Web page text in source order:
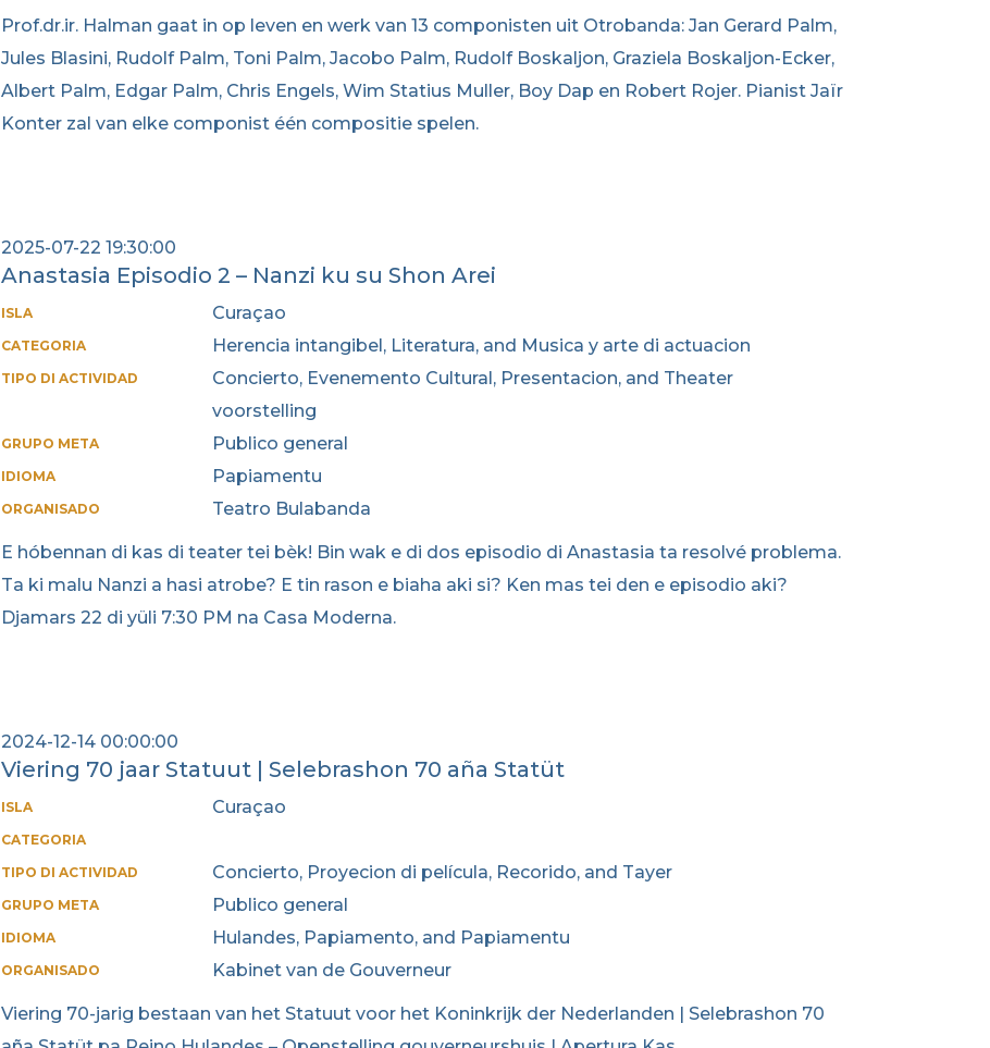
Prof.dr.ir. Halman gaat in op leven en werk van 13 componisten uit Otrobanda: Jan Gerard Palm,
Jules Blasini, Rudolf Palm, Toni Palm, Jacobo Palm, Rudolf Boskaljon, Graziela Boskaljon-Ecker,
Albert Palm, Edgar Palm, Chris Engels, Wim Statius Muller, Boy Dap en Robert Rojer. Pianist Jaïr
Konter zal van elke componist één compositie spelen.
2025-07-22 19:30:00
Anastasia Episodio 2 – Nanzi ku su Shon Arei
ISLA Curaçao
CATEGORIA Herencia intangibel, Literatura, and Musica y arte di actuacion
TIPO DI ACTIVIDAD
Concierto, Evenemento Cultural, Presentacion, and Theater
voorstelling
GRUPO META Publico general
IDIOMA Papiamentu
ORGANISADO Teatro Bulabanda
E hóbennan di kas di teater tei bèk! Bin wak e di dos episodio di Anastasia ta resolvé problema.
Ta ki malu Nanzi a hasi atrobe? E tin rason e biaha aki si? Ken mas tei den e episodio aki?
Djamars 22 di yüli 7:30 PM na Casa Moderna.
2024-12-14 00:00:00
Viering 70 jaar Statuut | Selebrashon 70 aña Statüt
ISLA Curaçao
CATEGORIA
TIPO DI ACTIVIDAD
Concierto, Proyecion di película, Recorido, and Tayer
GRUPO META Publico general
IDIOMA Hulandes, Papiamento, and Papiamentu
ORGANISADO Kabinet van de Gouverneur
Viering 70-jarig bestaan van het Statuut voor het Koninkrijk der Nederlanden | Selebrashon 70